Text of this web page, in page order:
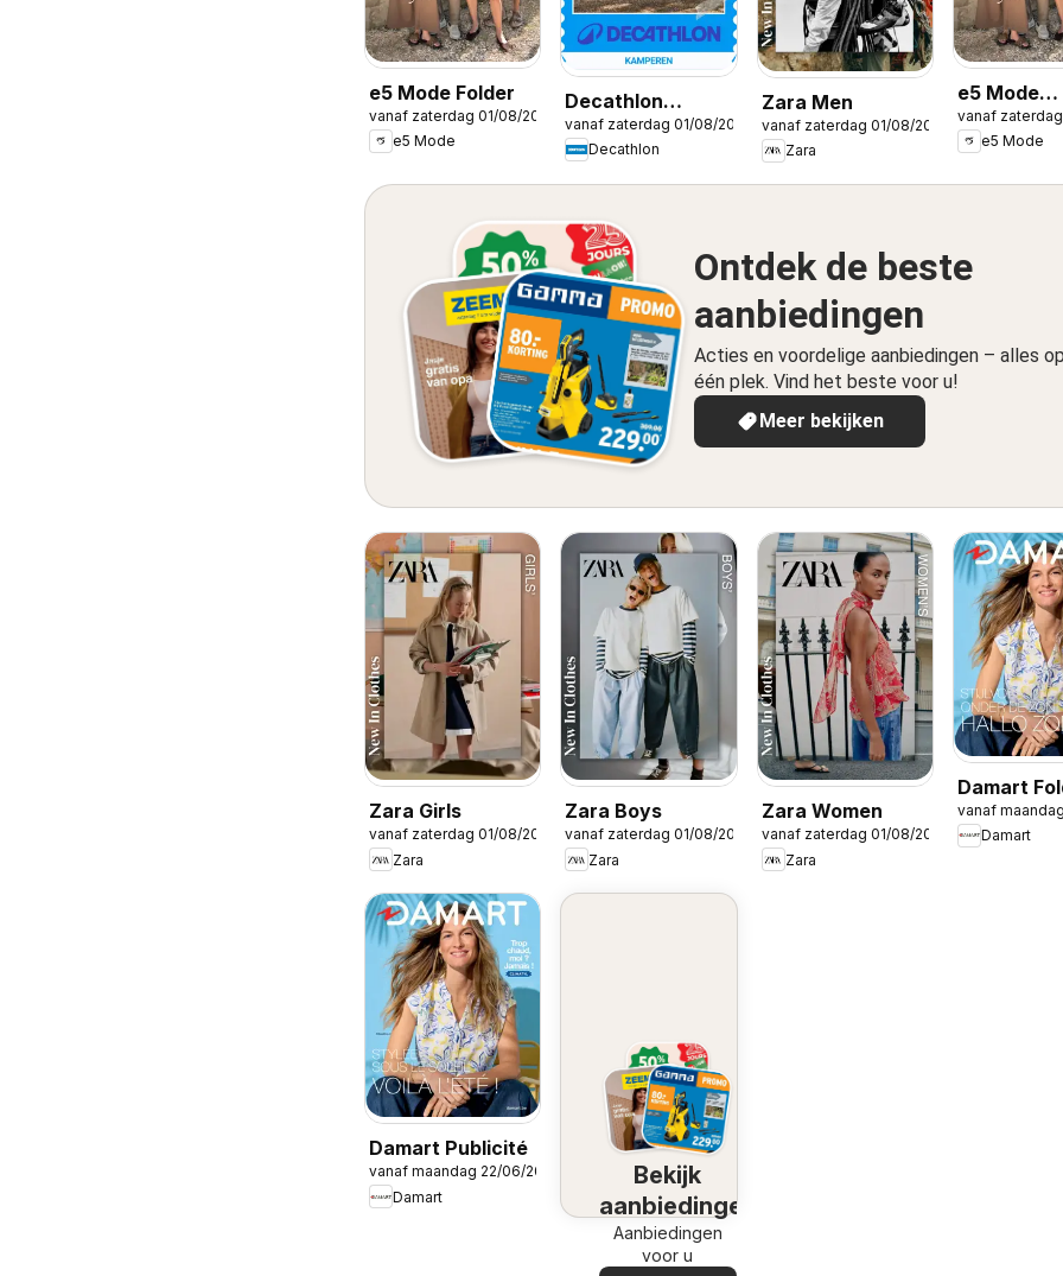
e5 Mode Folder
vanaf zaterdag 01/08/2026
e5 Mode
Decathlon
Seizoensaanbod
/ Offre
saisonnière
vanaf zaterdag 01/08/2026
Decathlon
Zara Men
vanaf zaterdag 01/08/2026
Zara
e5 Mode
Publicité
vanaf zaterdag
e5 Mode
Ontdek de beste
aanbiedingen
Acties en voordelige aanbiedingen – alles op
één plek. Vind het beste voor u!
Meer bekijken
Zara Girls
vanaf zaterdag 01/08/2026
Zara
Zara Boys
vanaf zaterdag 01/08/2026
Zara
Zara Women
vanaf zaterdag 01/08/2026
Zara
Damart
vanaf
Damart
Damart Publicité
vanaf maandag 22/06/2026
Damart
Bekijk
aanbiedingen
Aanbiedingen
voor u